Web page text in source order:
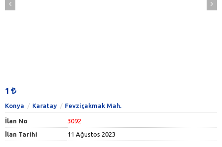
1
Konya Karatay Fevziçakmak Mah.
İlan No
3092
İlan Tarihi
11 Ağustos 2023